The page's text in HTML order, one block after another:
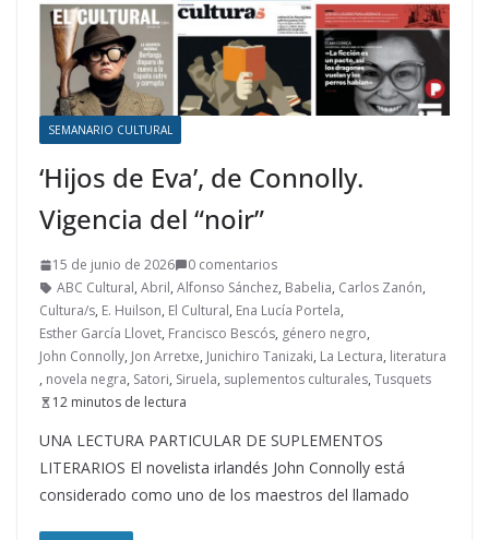
SEMANARIO CULTURAL
‘Hijos de Eva’, de Connolly.
Vigencia del “noir”
15 de junio de 2026
0 comentarios
ABC Cultural, Abril, Alfonso Sánchez, Babelia, Carlos Zanón,
Cultura/s, E. Huilson, El Cultural, Ena Lucía Portela,
Esther García Llovet, Francisco Bescós, género negro,
John Connolly, Jon Arretxe, Junichiro Tanizaki, La Lectura, literatura
, novela negra, Satori, Siruela, suplementos culturales, Tusquets
12 minutos de lectura
UNA LECTURA PARTICULAR DE SUPLEMENTOS
LITERARIOS El novelista irlandés John Connolly está
considerado como uno de los maestros del llamado